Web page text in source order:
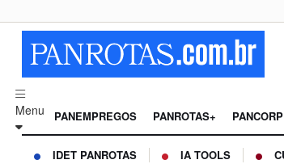
Menu PANEMPREGOS PANROTAS+ PANCORP
IDET PANROTAS IA TOOLS